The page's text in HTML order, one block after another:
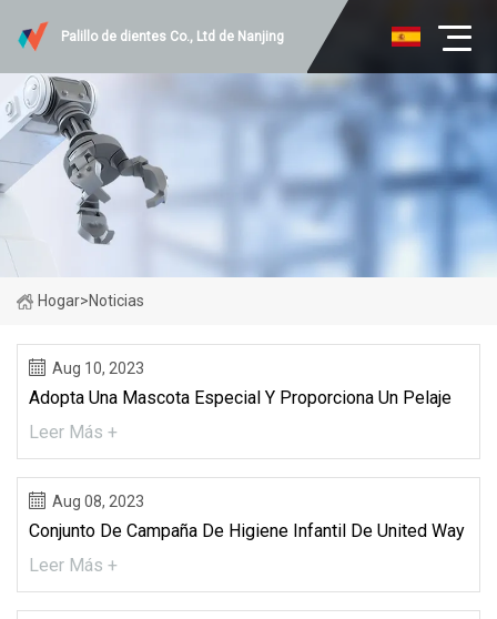
Palillo de dientes Co., Ltd de Nanjing
Hogar>Noticias
Aug 10, 2023
Adopta Una Mascota Especial Y Proporciona Un Pelaje
Leer Más +
Aug 08, 2023
Conjunto De Campaña De Higiene Infantil De United Way
Leer Más +